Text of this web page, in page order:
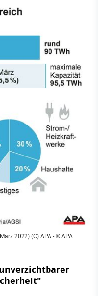
2022) (C) APA - © APA